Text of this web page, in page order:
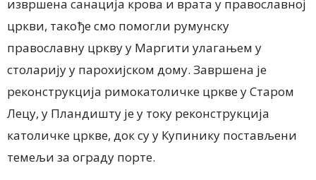
извршена санација крова и врата у православној
цркви, такође смо помогли румунску
православну цркву у Маргити улагањем у
столарију у парохијском дому. Завршена је
реконструкција римокатоличке цркве у Старом
Лецу, у Пландишту је у току реконструкција
католичке цркве, док су у Купинику постављени
темељи за ограду порте.